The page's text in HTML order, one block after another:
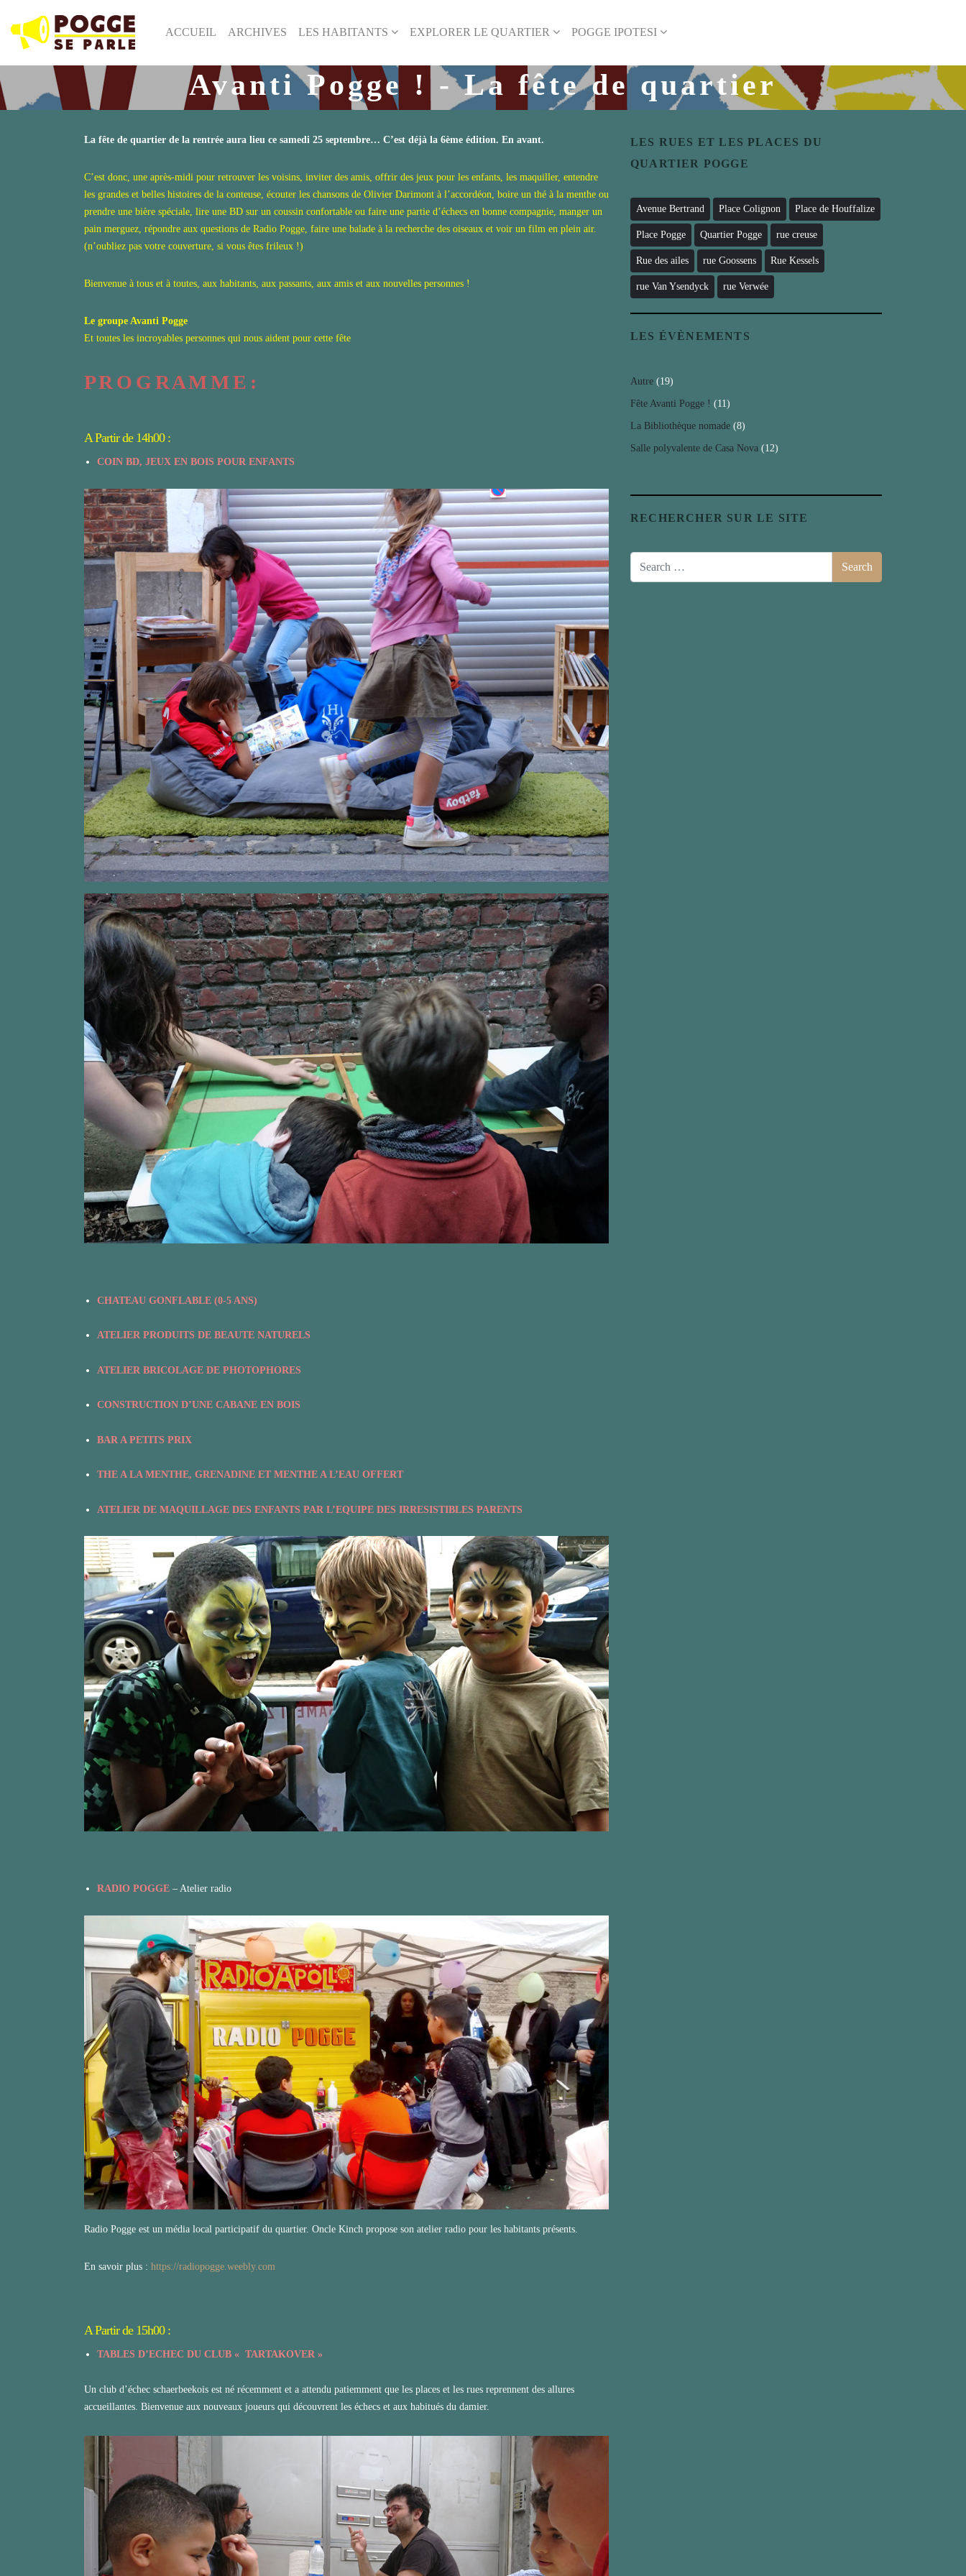
ACCUEIL ARCHIVES LES HABITANTS EXPLORER LE QUARTIER POGGE IPOTESI
Avanti Pogge ! - La fête de quartier
La fête de quartier de la rentrée aura lieu ce samedi 25 septembre… C’est déjà la 6ème édition. En avant.
C’est donc, une après-midi pour retrouver les voisins, inviter des amis, offrir des jeux pour les enfants, les maquiller, entendre
les grandes et belles histoires de la conteuse, écouter les chansons de Olivier Darimont à l’accordéon, boire un thé à la menthe ou
prendre une bière spéciale, lire une BD sur un coussin confortable ou faire une partie d’échecs en bonne compagnie, manger un
pain merguez, répondre aux questions de Radio Pogge, faire une balade à la recherche des oiseaux et voir un film en plein air.
(n’oubliez pas votre couverture, si vous êtes frileux !)
Bienvenue à tous et à toutes, aux habitants, aux passants, aux amis et aux nouvelles personnes !
Le groupe Avanti Pogge
Et toutes les incroyables personnes qui nous aident pour cette fête
P R O G R A M M E :
A Partir de 14h00 :
COIN BD, JEUX EN BOIS POUR ENFANTS
CHATEAU GONFLABLE (0-5 ANS)
ATELIER PRODUITS DE BEAUTE NATURELS
ATELIER BRICOLAGE DE PHOTOPHORES
CONSTRUCTION D’UNE CABANE EN BOIS
BAR A PETITS PRIX
THE A LA MENTHE, GRENADINE ET MENTHE A L’EAU OFFERT
ATELIER DE MAQUILLAGE DES ENFANTS PAR L’EQUIPE DES IRRESISTIBLES PARENTS
RADIO POGGE– Atelier radio
Radio Pogge est un média local participatif du quartier. Oncle Kinch propose son atelier radio pour les habitants présents.
En savoir plus : https://radiopogge.weebly.com
A Partir de 15h00 :
TABLES D’ECHEC DU CLUB « TARTAKOVER »
Un club d’échec schaerbeekois est né récemment et a attendu patiemment que les places et les rues reprennent des allures
accueillantes. Bienvenue aux nouveaux joueurs qui découvrent les échecs et aux habitués du damier.
LES RUES ET LES PLACES DU
QUARTIER POGGE
Avenue Bertrand Place Colignon Place de Houffalize
Place Pogge Quartier Pogge rue creuse
Rue des ailes rue Goossens Rue Kessels
rue Van Ysendyck rue Verwée
LES ÉVÈNEMENTS
Autre (19)
Fête Avanti Pogge ! (11)
La Bibliothèque nomade (8)
Salle polyvalente de Casa Nova (12)
RECHERCHER SUR LE SITE